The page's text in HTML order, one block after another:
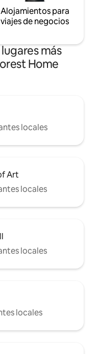
Alojamientos para
viajes de negocios
más
Home
locales
Art
locales
locales
locales